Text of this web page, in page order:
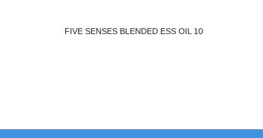
FIVE SENSES BLENDED ESS OIL 10